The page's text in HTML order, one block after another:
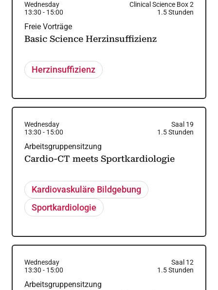
Wednesday
Clinical Science Box 2
13:30 - 15:00 1.5Stunden
Freie Vorträge
Basic Science Herzinsuffizienz
Herzinsuffizienz
Wednesday
Saal 19
13:30 - 15:00 1.5Stunden
Arbeitsgruppensitzung
Cardio-CT meets Sportkardiologie
Kardiovaskuläre Bildgebung
Sportkardiologie
Wednesday
Saal 12
13:30 - 15:00 1.5Stunden
Arbeitsgruppensitzung